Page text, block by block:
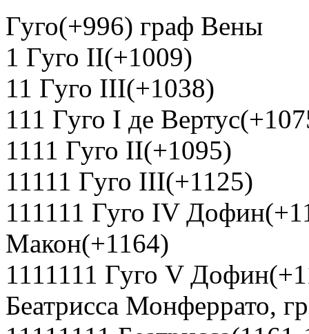
Гуго(+996) граф Вены
1 Гуго II(+1009)
11 Гуго III(+1038)
111 Гуго I де
1111 Гуго II(+1095)
11111 Гуго III(+1125)
111111 Гуго IV
Макон(+1164)
1111111 Гуго V
Беатрисса Монферрато,